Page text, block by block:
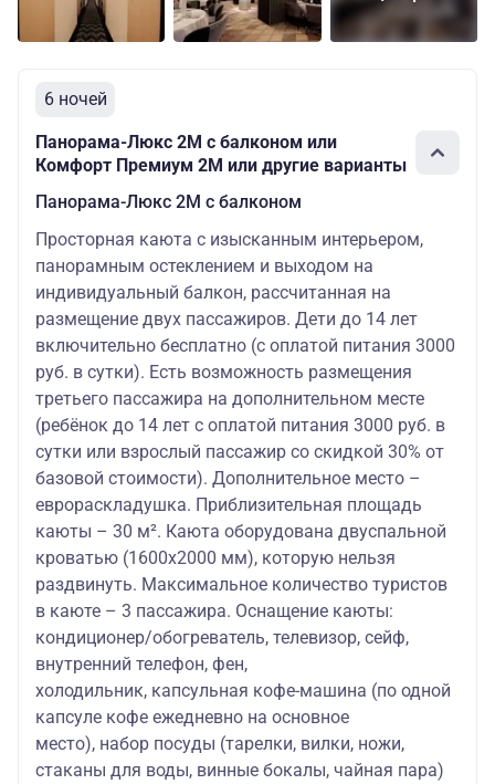
6 ночей
Панорама-Люкс 2M с балконом или
Комфорт Премиум 2М или другие варианты
Панорама-Люкс 2M с балконом
Просторная каюта с изысканным интерьером,
панорамным остеклением и выходом на
индивидуальный балкон, рассчитанная на
размещение двух пассажиров. Дети до 14 лет
включительно бесплатно (с оплатой питания 3000
руб. в сутки). Есть возможность размещения
третьего пассажира на дополнительном месте
(ребёнок до 14 лет с оплатой питания 3000 руб. в
сутки или взрослый пассажир со скидкой 30% от
базовой стоимости). Дополнительное место –
еврораскладушка. Приблизительная площадь
каюты – 30 м². Каюта оборудована двуспальной
кроватью (1600х2000 мм), которую нельзя
раздвинуть. Максимальное количество туристов
в каюте – 3 пассажира. Оснащение каюты:
кондиционер/обогреватель, телевизор, сейф,
внутренний телефон, фен,
холодильник, капсульная кофе-машина (по одной
капсуле кофе ежедневно на основное
место), набор посуды (тарелки, вилки, ножи,
стаканы для воды, винные бокалы, чайная пара)